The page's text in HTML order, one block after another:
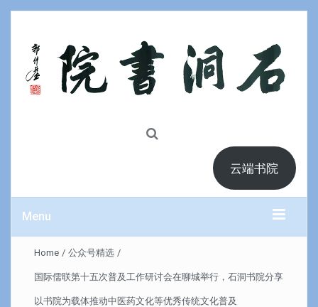
云端书院
Menu
Home / 公众号精选 /
国际儒联第十五次普及工作研讨会在聊城举行，石洞书院分享
以书院为载体推动中医药文化等优秀传统文化普及